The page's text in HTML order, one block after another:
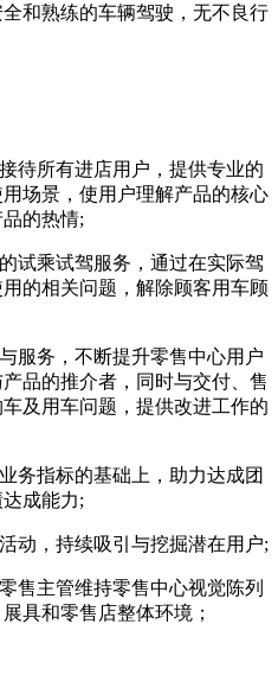
和熟练的车辆驾驶，无不良行
待所有进店用户，提供专业的
场景，使用户理解产品的核心
的热情;
试乘试驾服务，通过在实际驾
的相关问题，解除顾客用车顾
服务，不断提升零售中心用户
品的推介者，同时与交付、售
及用车问题，提供改进工作的
务指标的基础上，助力达成团
成能力;
动，持续吸引与挖掘潜在用户;
售主管维持零售中心视觉陈列
具和零售店整体环境；